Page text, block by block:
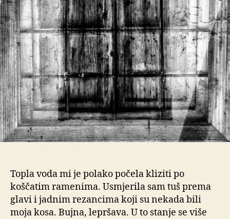
Topla voda mi je polako počela kliziti po
koščatim ramenima. Usmjerila sam tuš prema
glavi i jadnim rezancima koji su nekada bili
moja kosa. Bujna, lepršava. U to stanje se više